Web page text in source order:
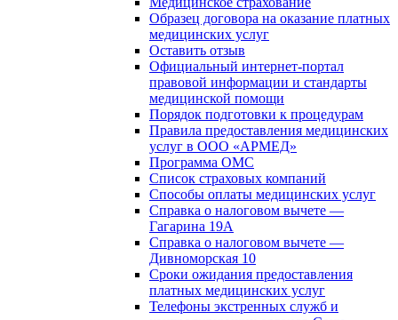
Образец договора на оказание платных
медицинских услуг
Оставить отзыв
Официальный интернет-портал
правовой информации и стандарты
медицинской помощи
Порядок подготовки к процедурам
Правила предоставления медицинских
услуг в ООО «АРМЕД»
Программа ОМС
Список страховых компаний
Способы оплаты медицинских услуг
Справка о налоговом вычете —
Гагарина 19А
Справка о налоговом вычете —
Дивноморская 10
Сроки ожидания предоставления
платных медицинских услуг
Телефоны экстренных служб и